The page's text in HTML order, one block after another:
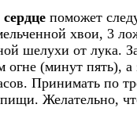
поможет
хвои, 3
шелухи от лука.
огне (минут пять), а
Принимать по
Желательно,